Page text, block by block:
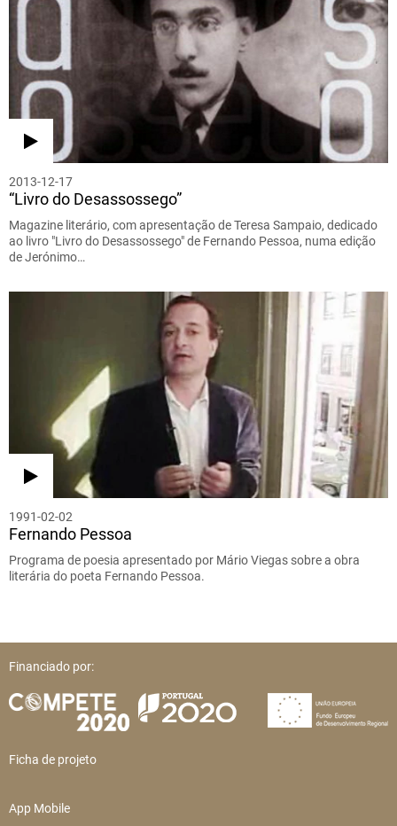
2013-12-17
“Livro do Desassossego”
Magazine literário, com apresentação de Teresa Sampaio, dedicado
ao livro "Livro do Desassossego" de Fernando Pessoa, numa edição
de Jerónimo…
1991-02-02
Fernando Pessoa
Programa de poesia apresentado por Mário Viegas sobre a obra
literária do poeta Fernando Pessoa.
Financiado por:
Ficha de projeto
App Mobile